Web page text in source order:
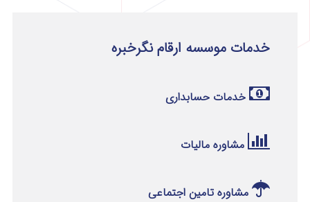
خدمات موسسه ارقام نگرخبره
خدمات حسابداری
مشاوره مالیات
مشاوره تامین اجتماعی